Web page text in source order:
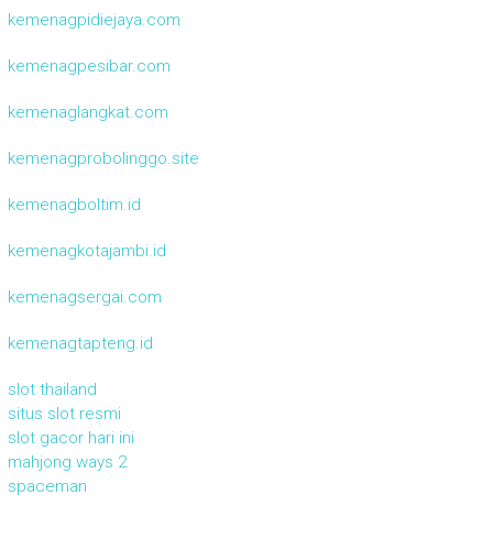
kemenagpidiejaya.com
kemenagpesibar.com
kemenaglangkat.com
kemenagprobolinggo.site
kemenagboltim.id
kemenagkotajambi.id
kemenagsergai.com
kemenagtapteng.id
slot thailand
situs slot resmi
slot gacor hari ini
mahjong ways 2
spaceman